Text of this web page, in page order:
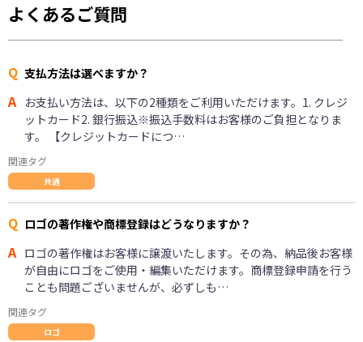
よくあるご質問
Q 支払方法は選べますか？
A お支払い方法は、以下の2種類をご利用いただけます。1. クレジ
ットカード2. 銀行振込※振込手数料はお客様のご負担となりま
す。 【クレジットカードにつ…
関連タグ
共通
Q ロゴの著作権や商標登録はどうなりますか？
A ロゴの著作権はお客様に譲渡いたします。その為、納品後お客様
が自由にロゴをご使用・編集いただけます。商標登録申請を行う
ことも問題ございませんが、必ずしも…
関連タグ
ロゴ